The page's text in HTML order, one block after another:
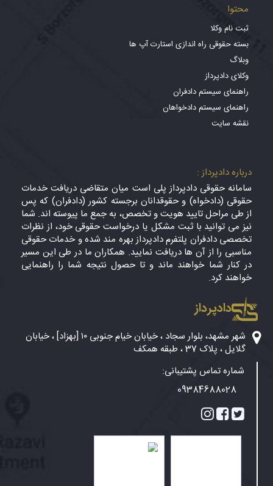
محتوا
ثبت نام وکلا
بسته حقوقی راه اندازی استارت آپ ها
وبلاگ
وکلای دادپرداز
راهنمای سیستم دادفران
راهنمای سیستم دادخواهان
نقشه سایت
درباره دادپرداز :
سامانه حقوقی دادپرداز پلی است میان متقاضی دریافت خدمات
حقوقی (دادخواه) و حقوقدانان برجسته کشور (دادفران) که پس
از طی مراحل تایید هویت و تخصص، به جمع ما پیوسته اند. شما
نیز می توانید با ثبت مشکل یا درخواست حقوقی خود، از نظرات
تخصصی دادفران پلتفرم دادپرداز بهره مند شده و خدمات حقوقی
مناسبی را از آن ها دریافت نمایید. همکاران ما در طی این مسیر
در کنار شما خواهند ماند و تا حصول نتیجه شما را راهنمایی
خواهند کرد.
دادپرداز
شهر مشهد، بلوار سجاد ، خیابان خیام جنوبی ۱۰ [بهزاد] ، خیابان
گلایل ، پلاک 37 ، طبقه همکف
شماره تماس پشتیبانی:
09384688028